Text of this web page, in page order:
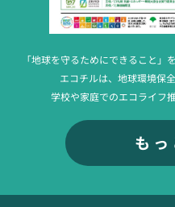
「地球を守るためにできること」
エコチルは、地球環境保
学校や家庭でのエコライフ
もっ